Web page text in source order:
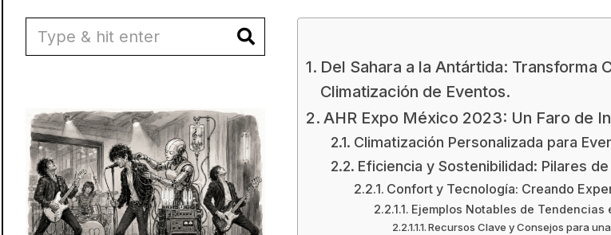
Del Sahara a la Antártida: Transforma
Climatización de Eventos.
AHR Expo México 2023: Un Faro de
Climatización Personalizada para
Eficiencia y Sostenibilidad: Pilares
Confort y Tecnología: Creando
Ejemplos Notables de Tendencias
Recursos Clave y Consejos para